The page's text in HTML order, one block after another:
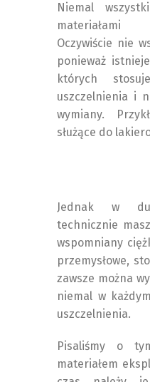
Niemal
materiałami
Oczywiście nie
ponieważ
których
uszczelnienia i
wymiany.
służące do
Jednak w
technicznie
wspomniany
przemysłowe,
zawsze można
niemal w
uszczelnienia.
Pisaliśmy o
materiałem